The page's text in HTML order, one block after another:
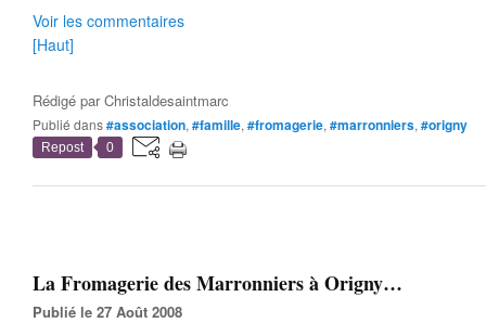
Voir les commentaires
[Haut]
Rédigé parChristaldesaintmarc
Publié dans#association, #famille, #fromagerie, #marronniers, #origny
Repost 0
La Fromagerie des Marronniers à Origny…
Publié le 27 Août 2008